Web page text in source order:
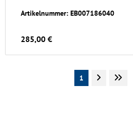
Artikelnummer: EB007186040
285,00 €
1